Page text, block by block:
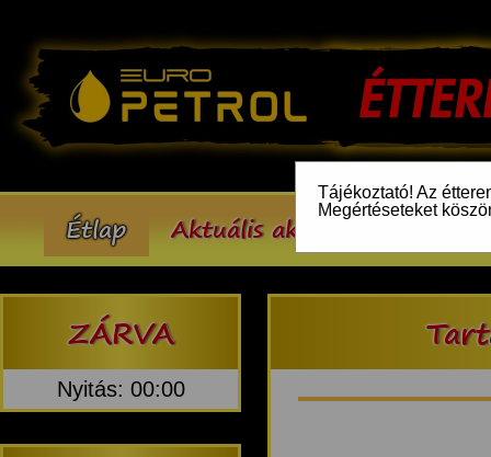
Tájékoztató! Az
Megértéseteket
Étlap Aktuális akcióink
ZÁRVA
Nyitás: 00:00